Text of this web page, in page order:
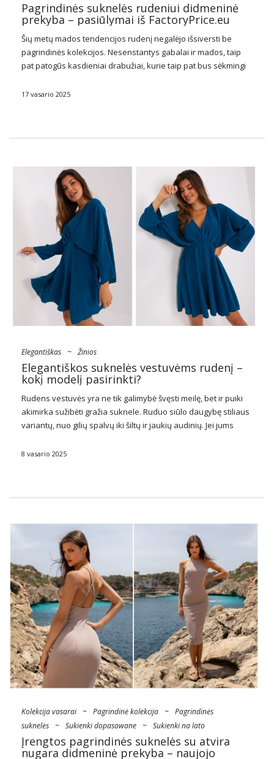
Pagrindinės suknelės rudeniui didmeninė
prekyba – pasiūlymai iš FactoryPrice.eu
Šių metų mados tendencijos rudenį negalėjo išsiversti be
pagrindinės kolekcijos. Nesenstantys gabalai ir mados, taip
pat patogūs kasdieniai drabužiai, kurie taip pat bus sėkmingi
Hurtownia sukienek basickad bus parašyti ne tik …
17 vasario 2025
Elegantiškas ~ Žinios
Elegantiškos suknelės vestuvėms rudenį –
kokį modelį pasirinkti?
Rudens vestuvės yra ne tik galimybė švęsti meilę, bet ir puiki
akimirka sužibėti gražia suknele. Ruduo siūlo daugybę stiliaus
variantų, nuo gilių spalvų iki šiltų ir jaukių audinių. Jei jums
šis įrašas skirtas
8 vasario 2025
Kolekcija vasarai ~ Pagrindinė kolekcija ~ Pagrindinės
suknelės ~ Sukienki dopasowane ~ Sukienki na lato
Įrengtos pagrindinės suknelės su atvira
nugara didmeninė prekyba – naujojo